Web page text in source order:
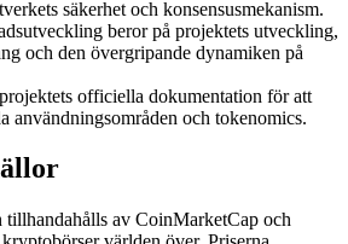
säkerhet och konsensusmekanism.
beror på projektets utveckling,
och den övergripande dynamiken på
officiella dokumentation för att
användningsområden och tokenomics.
tillhandahålls av CoinMarketCap och